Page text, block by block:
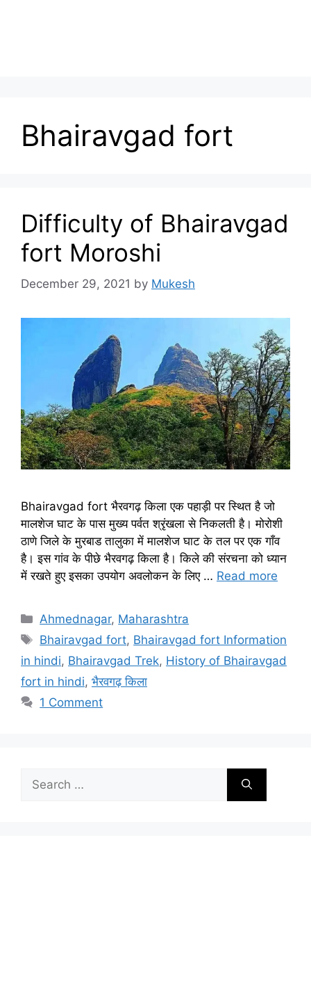
Bhairavgad fort
Difficulty of Bhairavgad
fort Moroshi
December 29, 2021 by Mukesh
Bhairavgad fort भैरवगढ़ किला एक पहाड़ी पर स्थित है जो
मालशेज घाट के पास मुख्य पर्वत श्रृंखला से निकलती है। मोरोशी
ठाणे जिले के मुरबाड तालुका में मालशेज घाट के तल पर एक गाँव
है। इस गांव के पीछे भैरवगढ़ किला है। किले की संरचना को ध्यान
में रखते हुए इसका उपयोग अवलोकन के लिए … Read more
Categories
Ahmednagar, Maharashtra
Tags
Bhairavgad fort, Bhairavgad fort Information
in hindi, Bhairavgad Trek, History of Bhairavgad
fort in hindi, भैरवगढ़ किला
1 Comment
for: